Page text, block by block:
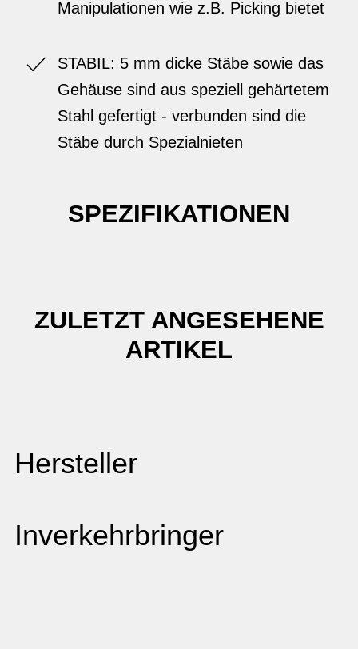
Manipulationen wie z.B. Picking bietet
STABIL: 5 mm dicke Stäbe sowie das
Gehäuse sind aus speziell gehärtetem
Stahl gefertigt - verbunden sind die
Stäbe durch Spezialnieten
SPEZIFIKATIONEN
ZULETZT ANGESEHENE
ARTIKEL
Hersteller
Inverkehrbringer